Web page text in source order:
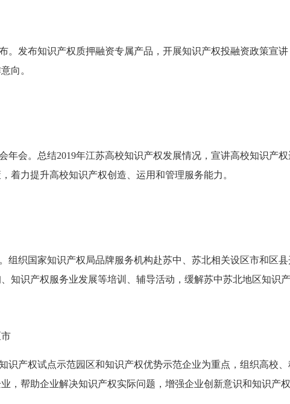
发布知识产权质押融资专属产品，开展知识产权投融资政策宣讲
向。
会。总结2019年江苏高校知识产权发展情况，宣讲高校知识产权
着力提升高校知识产权创造、运用和管理服务能力。
织国家知识产权局品牌服务机构赴苏中、苏北相关设区市和区县
知识产权服务业发展等培训、辅导活动，缓解苏中苏北地区知识产
产权试点示范园区和知识产权优势示范企业为重点，组织高校、
，帮助企业解决知识产权实际问题，增强企业创新意识和知识产权